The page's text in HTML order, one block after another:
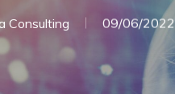
Consulting 09/06/2022